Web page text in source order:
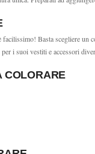
Basta scegliere un
i suoi vestiti e accessori
COLORARE